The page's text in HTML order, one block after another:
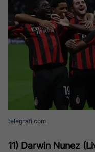
telegrafi.com
11) Darwin Nunez